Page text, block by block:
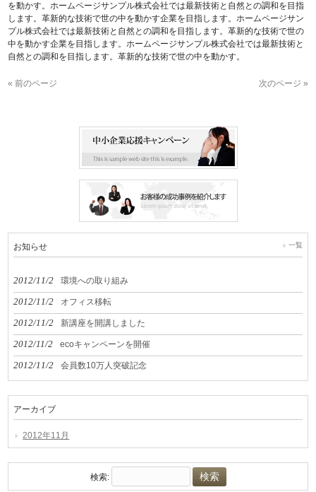
を動かす。ホームページサンプル株式会社では最新技術と自然との調和を目指
します。革新的な技術で世の中を動かす企業を目指します。ホームページサン
プル株式会社では最新技術と自然との調和を目指します。革新的な技術で世の
中を動かす企業を目指します。ホームページサンプル株式会社では最新技術と
自然との調和を目指します。革新的な技術で世の中を動かす。
« 前のページ 次のページ »
お知らせ 一覧
2012/11/2 環境への取り組み
2012/11/2 オフィス移転
2012/11/2 新講座を開講しました
2012/11/2 ecoキャンペーンを開催
2012/11/2 会員数10万人突破記念
アーカイブ
2012年11月
検索: